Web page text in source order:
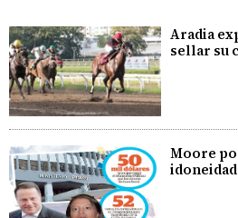
Aradia
sellar su
Moore